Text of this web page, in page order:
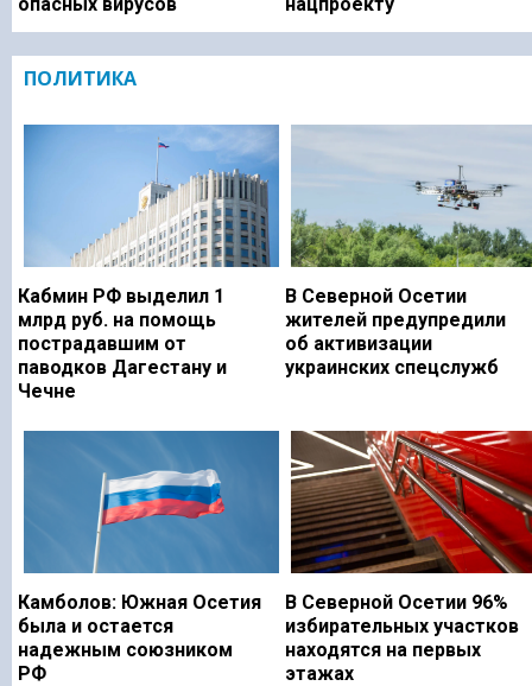
ПОЛИТИКА
Кабмин РФ выделил 1
млрд руб. на помощь
пострадавшим от
паводков Дагестану и
Чечне
В Северной Осетии
жителей предупредили
об активизации
украинских спецслужб
Камболов: Южная Осетия
была и остается
надежным союзником
РФ
В Северной Осетии 96%
избирательных участков
находятся на первых
этажах